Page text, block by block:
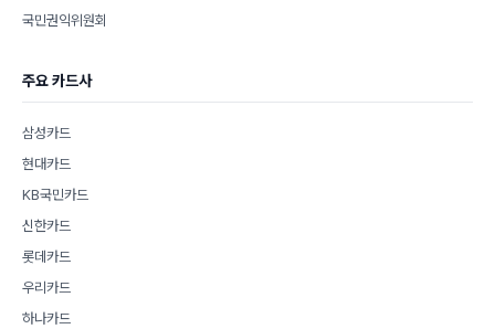
국민권익위원회
주요 카드사
삼성카드
현대카드
KB국민카드
신한카드
롯데카드
우리카드
하나카드